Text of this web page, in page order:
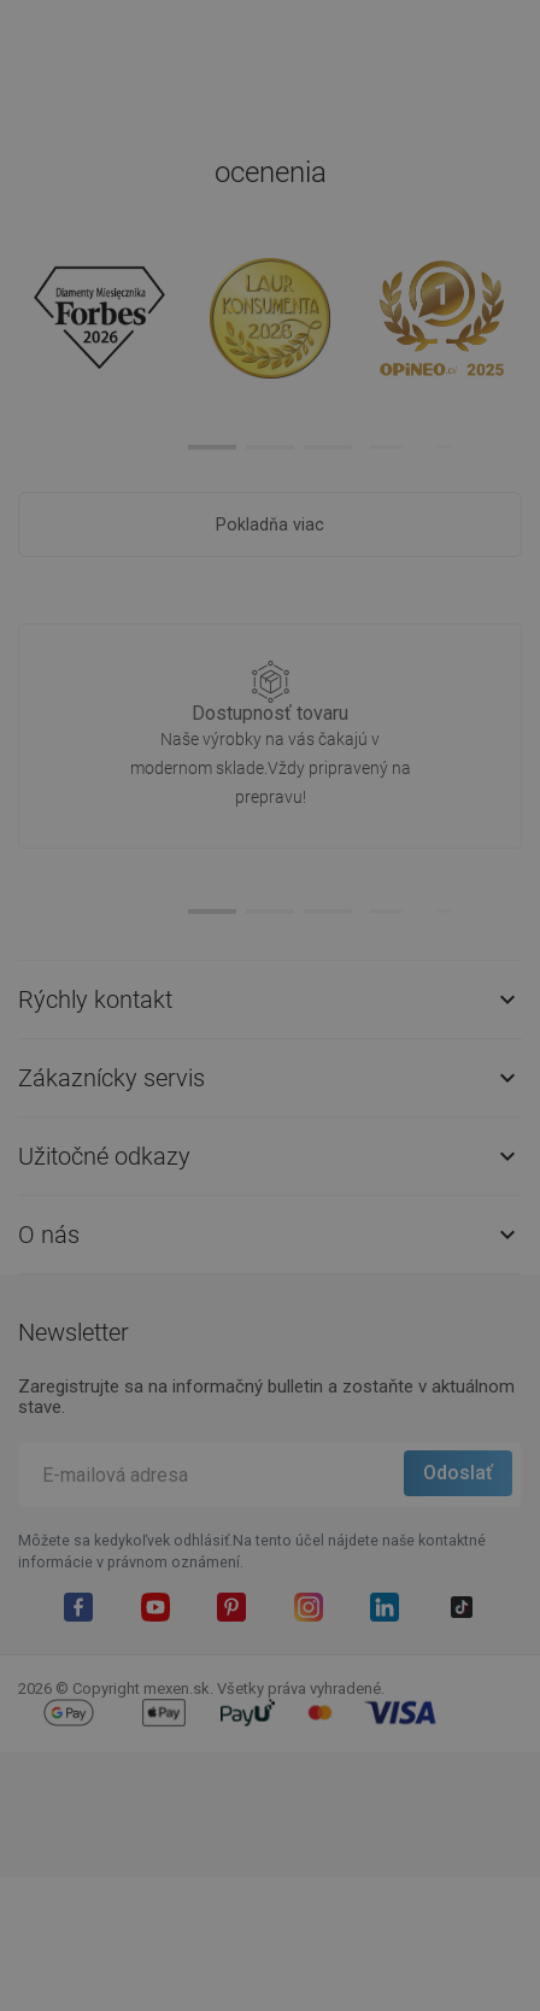
ocenenia
Pokladňa viac
Dostupnosť tovaru
Naše výrobky na vás čakajú v
modernom sklade.Vždy pripravený na
prepravu!
Rýchly kontakt 
Zákaznícky servis 
Užitočné odkazy 
O nás 
Newsletter
Zaregistrujte sa na informačný bulletin a zostaňte v aktuálnom
stave.
Môžete sa kedykoľvek odhlásiť.Na tento účel nájdete naše kontaktné
informácie v právnom oznámení.
2026 © Copyright mexen.sk. Všetky práva vyhradené.